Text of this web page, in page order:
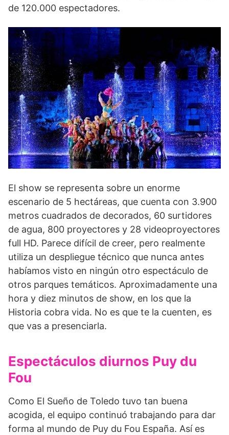
de 120.000 espectadores.
El show se representa sobre un enorme
escenario de 5 hectáreas, que cuenta con 3.900
metros cuadrados de decorados, 60 surtidores
de agua, 800 proyectores y 28 videoproyectores
full HD. Parece difícil de creer, pero realmente
utiliza un despliegue técnico que nunca antes
habíamos visto en ningún otro espectáculo de
otros parques temáticos. Aproximadamente una
hora y diez minutos de show, en los que la
Historia cobra vida. No es que te la cuenten, es
que vas a presenciarla.
Espectáculos diurnos Puy du
Fou
Como El Sueño de Toledo tuvo tan buena
acogida, el equipo continuó trabajando para dar
forma al mundo de Puy du Fou España. Así es